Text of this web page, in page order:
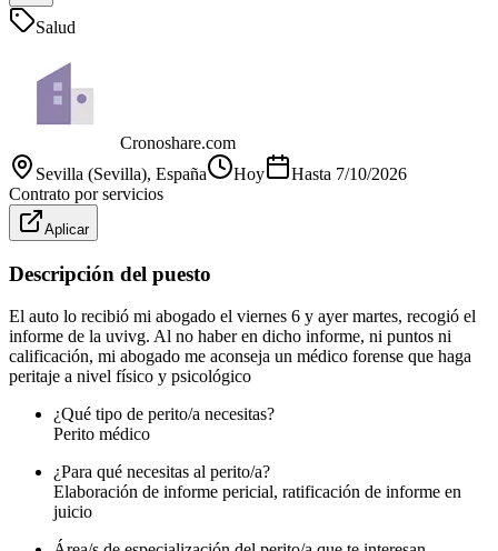
Salud
Cronoshare.com
Sevilla (Sevilla), España Hoy Hasta 7/10/2026
Contrato por servicios
Aplicar
Descripción del puesto
El auto lo recibió mi abogado el viernes 6 y ayer martes, recogió el
informe de la uvivg. Al no haber en dicho informe, ni puntos ni
calificación, mi abogado me aconseja un médico forense que haga
peritaje a nivel físico y psicológico
¿Qué tipo de perito/a necesitas?
Perito médico
¿Para qué necesitas al perito/a?
Elaboración de informe pericial, ratificación de informe en
juicio